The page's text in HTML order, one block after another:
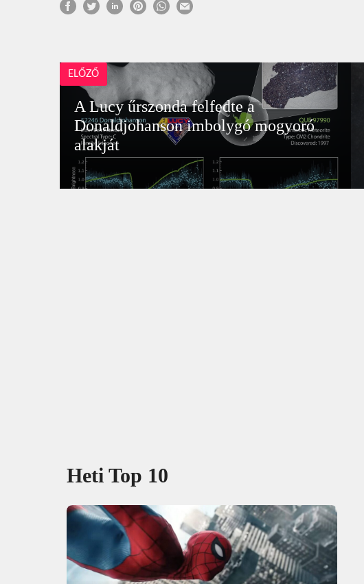
ELŐZŐ
A Lucy űrszonda felfedte a
Donaldjohanson imbolygó mogyoró
alakját
Heti Top 10